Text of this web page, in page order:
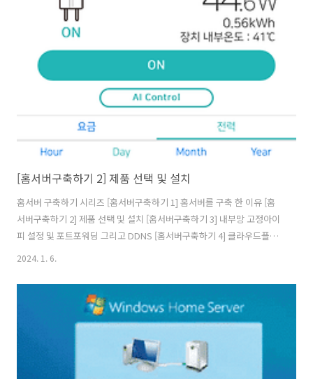
지를 만들어보자(feat. 시놀로지) [홈서버구축하기 8] 완성된 내 홈서버
네트워크 구성도 및 홈서버 배치 모습 그리고 총 비용 먼저 서버 셋업이
완료 되었으면 가장 먼저 설정하고 구성해야하는것이 있다. 내부망 내부
망? 집에 인터넷이 들어온다면, ISP를 통..
[홈서버구축하기 2] 제품 선택 및 설치
홈서버 구축하기 시리즈 [홈서버구축하기 1] 홈서버를 구축 한 이유 [홈
서버구축하기 2] 제품 선택 및 설치 [홈서버구축하기 3] 내부망 고정아이
피 설정 및 포트포워딩 그리고 DDNS [홈서버구축하기 4] 클라우드플레
어를 활용하여 내 서버 아이피 숨기기(feat. HTTPS) [홈서버구축하기 5]
Docker 및 Docker Swarm 설정하기 [홈서버구축하기 7] 공유 스토리
지를 만들어보자(feat. 시놀로지) [홈서버구축하기 8] 완성된 내 홈서버
네트워크 구성도 및 홈서버 배치 모습 그리고 총 비용 왜 홈서버를 구축
할까? 나는 앞선 글에 작성했다시피 월 지출 비용을 줄이기 위해서였다.
개인적인 프로젝트를 운영하기위해 월 6만원..
2024. 1. 6.